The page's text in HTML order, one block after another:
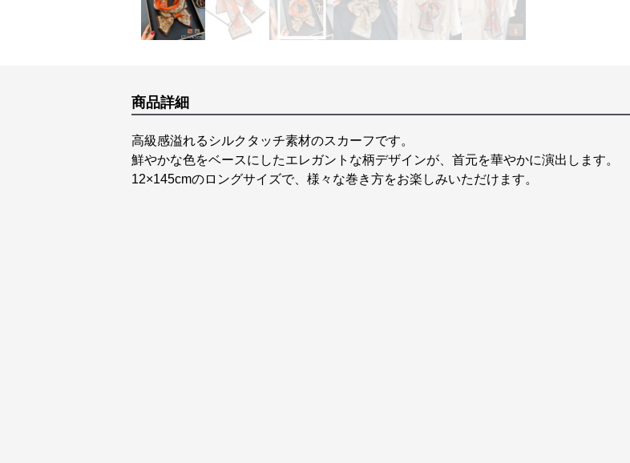
商品詳細
高級感溢れるシルクタッチ素材のスカーフです。
鮮やかな色をベースにしたエレガントな柄デザインが、首元を華やかに演出します。
12×145cmのロングサイズで、様々な巻き方をお楽しみいただけます。